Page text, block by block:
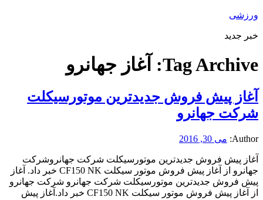
ورزشی
خبر جدید
Tag Archive: آغاز جهانرو
آغاز پیش فروش جدیدترین موتورسیکلت
شرکت جهانرو
Author: می 30, 2016
آغاز پیش فروش جدیدترین موتورسیکلت شرکت جهانروشرکت
جهانرو از آغاز پیش فروش موتور سیکلت CF150 NK خبر داد. آغاز
پیش فروش جدیدترین موتورسیکلت شرکت جهانرو شرکت جهانرو
از آغاز پیش فروش موتور سیکلت CF150 NK خبر داد.آغاز پیش